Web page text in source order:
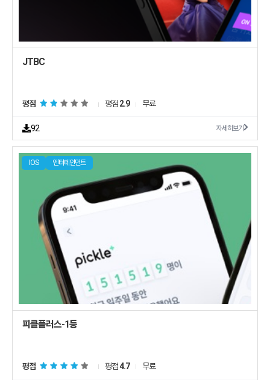
JTBC
평점 평점2.9 무료
92 자세히보기
IOS 엔터테인먼트
피클플러스-1등
평점 평점4.7 무료